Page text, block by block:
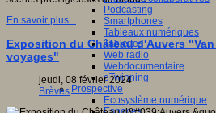
Podcasting
Smartphones
Tableaux numériques
Tablettes
Web radio
Webdocumentaire
eTwinning
Prospective
Ecosystème numérique
En savoir plus...
Exposition du Château d'Auvers
voyages"
jeudi, 08 février 2024
Brèves